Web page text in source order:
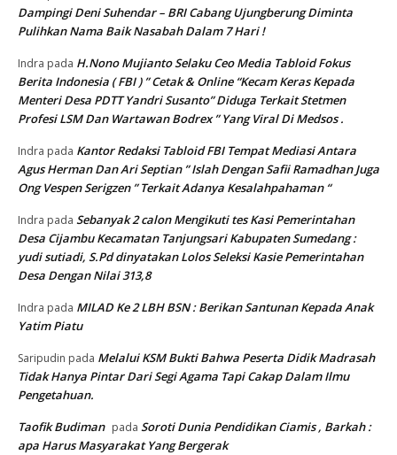
Dampingi Deni Suhendar – BRI Cabang Ujungberung Diminta
Pulihkan Nama Baik Nasabah Dalam 7 Hari !
Indra pada H.Nono Mujianto Selaku Ceo Media Tabloid Fokus
Berita Indonesia ( FBI ) ” Cetak & Online “Kecam Keras Kepada
Menteri Desa PDTT Yandri Susanto” Diduga Terkait Stetmen
Profesi LSM Dan Wartawan Bodrex ” Yang Viral Di Medsos .
Indra pada Kantor Redaksi Tabloid FBI Tempat Mediasi Antara
Agus Herman Dan Ari Septian ” Islah Dengan Safii Ramadhan Juga
Ong Vespen Serigzen ” Terkait Adanya Kesalahpahaman “
Indra pada Sebanyak 2 calon Mengikuti tes Kasi Pemerintahan
Desa Cijambu Kecamatan Tanjungsari Kabupaten Sumedang :
yudi sutiadi, S.Pd dinyatakan Lolos Seleksi Kasie Pemerintahan
Desa Dengan Nilai 313,8
Indra pada MILAD Ke 2 LBH BSN : Berikan Santunan Kepada Anak
Yatim Piatu
Saripudin pada Melalui KSM Bukti Bahwa Peserta Didik Madrasah
Tidak Hanya Pintar Dari Segi Agama Tapi Cakap Dalam Ilmu
Pengetahuan.
Taofik Budiman pada Soroti Dunia Pendidikan Ciamis , Barkah :
apa Harus Masyarakat Yang Bergerak